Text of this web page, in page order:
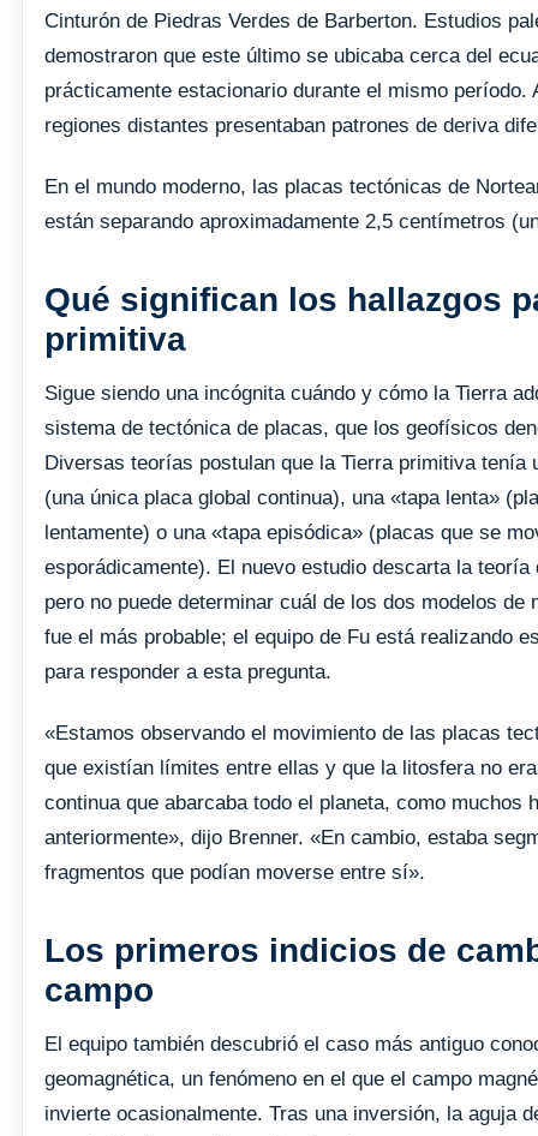
Cinturón de Piedras Verdes de Barberton. Estudios
demostraron que este último se ubicaba cerca del
prácticamente estacionario durante el mismo período.
regiones distantes presentaban patrones de deriva
En el mundo moderno, las placas tectónicas de
están separando aproximadamente 2,5 centímetros
Qué significan los hallazgos
primitiva
Sigue siendo una incógnita cuándo y cómo la Tierra
sistema de tectónica de placas, que los geofísicos
Diversas teorías postulan que la Tierra primitiva tenía
(una única placa global continua), una «tapa lenta»
lentamente) o una «tapa episódica» (placas que se
esporádicamente). El nuevo estudio descarta la teoría
pero no puede determinar cuál de los dos modelos de
fue el más probable; el equipo de Fu está realizando
para responder a esta pregunta.
«Estamos observando el movimiento de las placas
que existían límites entre ellas y que la litosfera no
continua que abarcaba todo el planeta, como muchos
anteriormente», dijo Brenner. «En cambio, estaba
fragmentos que podían moverse entre sí».
Los primeros indicios de
campo
El equipo también descubrió el caso más antiguo
geomagnética, un fenómeno en el que el campo
invierte ocasionalmente. Tras una inversión, la aguja